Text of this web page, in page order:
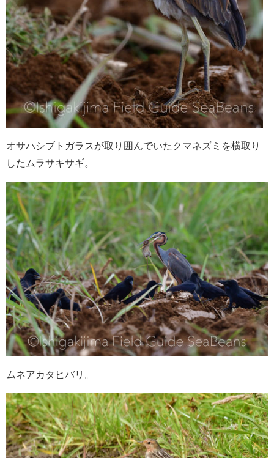
オサハシブトガラスが取り囲んでいたクマネズミを横取り
したムラサキサギ。
ムネアカタヒバリ。